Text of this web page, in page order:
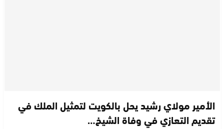
الأمير مولاي رشيد يحل بالكويت لتمثيل الملك في
تقديم التعازي في وفاة الشيخ…